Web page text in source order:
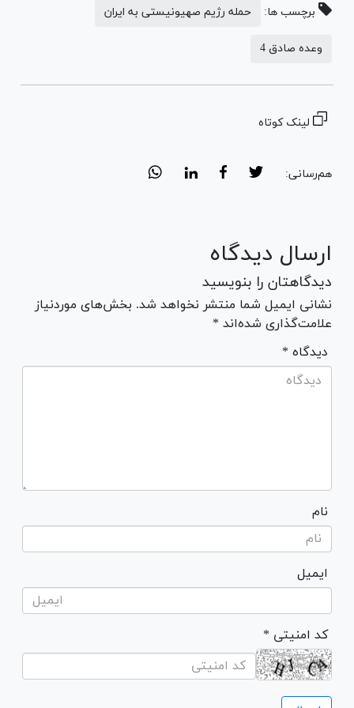
برچسب ها: حمله رژیم صهیونیستی به ایران
وعده صادق 4
لینک کوتاه
هم‌رسانی:
ارسال دیدگاه
دیدگاهتان را بنویسید
نشانی ایمیل شما منتشر نخواهد شد. بخش‌های موردنیاز
علامت‌گذاری شده‌اند *
* دیدگاه
نام
ایمیل
* کد امنیتی